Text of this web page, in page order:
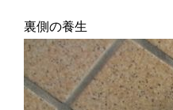
裏側の養生